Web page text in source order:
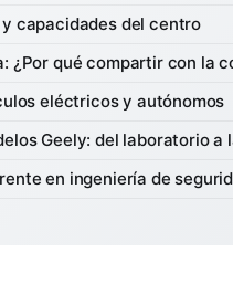
capacidades del centro
¿Por qué compartir con la
eléctricos y autónomos
Geely: del laboratorio a
en ingeniería de